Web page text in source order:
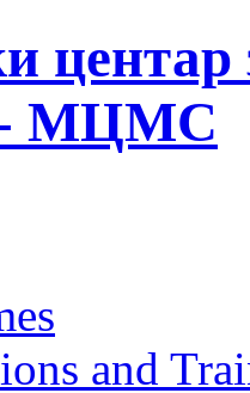
центар
- МЦМС
and